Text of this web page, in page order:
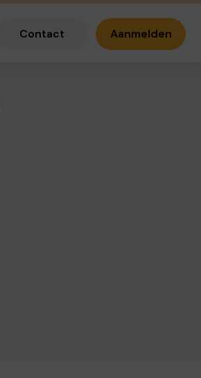
Contact Aanmelden